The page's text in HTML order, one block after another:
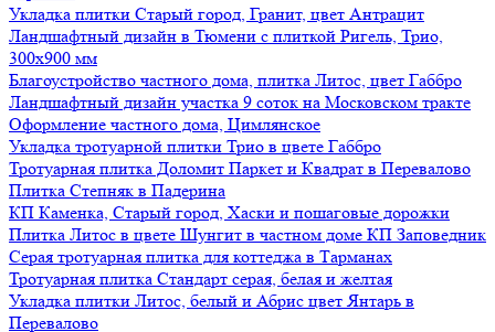
Укладка плитки Старый город, Гранит, цвет Антрацит
Ландшафтный дизайн в Тюмени с плиткой Ригель, Трио,
300х900 мм
Благоустройство частного дома, плитка Литос, цвет Габбро
Ландшафтный дизайн участка 9 соток на Московском тракте
Оформление частного дома, Цимлянское
Укладка тротуарной плитки Трио в цвете Габбро
Тротуарная плитка Доломит Паркет и Квадрат в Перевалово
Плитка Степняк в Падерина
КП Каменка, Старый город, Хаски и пошаговые дорожки
Плитка Литос в цвете Шунгит в частном доме КП Заповедник
Серая тротуарная плитка для коттеджа в Тарманах
Тротуарная плитка Стандарт серая, белая и желтая
Укладка плитки Литос, белый и Абрис цвет Янтарь в
Перевалово